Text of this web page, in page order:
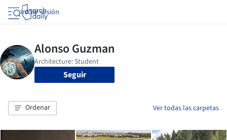
Iniciar sesión
Seguir
Ordenar Ver todas las carpetas